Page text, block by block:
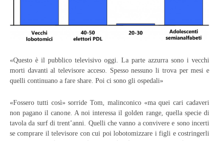
«Questo è il pubblico televisivo oggi. La parte azzurra sono i vecchi
morti davanti al televisore acceso. Spesso nessuno li trova per mesi e
quelli continuano a fare share. Poi ci sono gli ospedali»
«Fossero tutti così» sorride Tom, malinconico «ma quei cari cadaveri
non pagano il canone. A noi interessa il golden range, quella specie di
tavola da surf di trent’anni. Quelli che vanno a convivere e sono incerti
se comprare il televisore con cui poi lobotomizzare i figli e costringerli